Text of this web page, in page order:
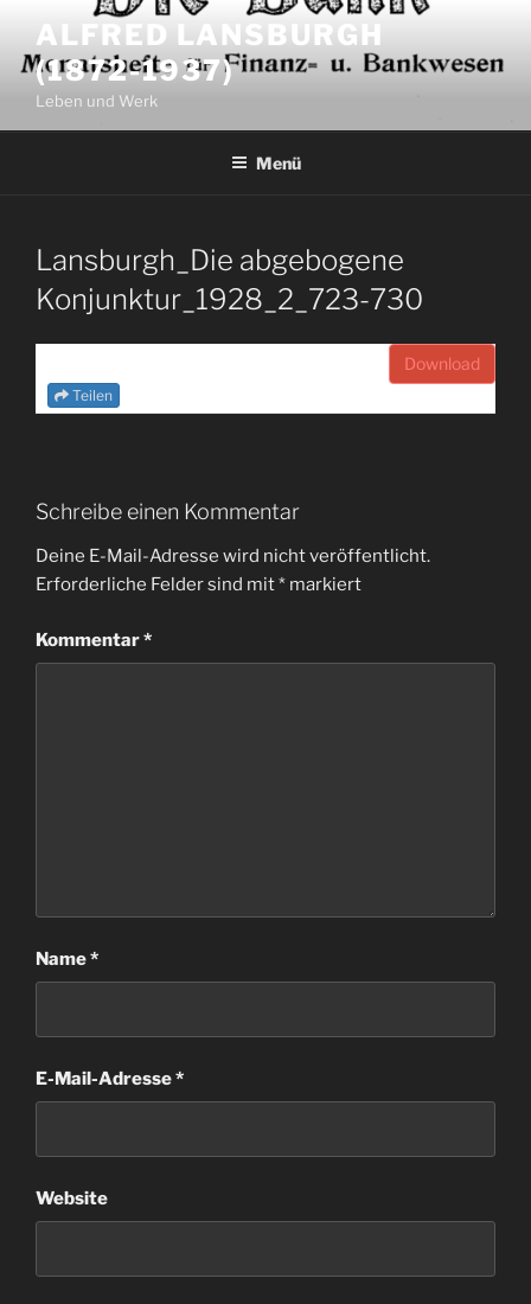
Inhalt
springen
ALFRED LANSBURGH
(1872-1937)
Leben und Werk
Menü
Lansburgh_Die abgebogene
Konjunktur_1928_2_723-730
Download
Teilen
Schreibe einen Kommentar
Deine E-Mail-Adresse wird nicht veröffentlicht.
Erforderliche Felder sind mit* markiert
Kommentar*
Name*
E-Mail-Adresse*
Website